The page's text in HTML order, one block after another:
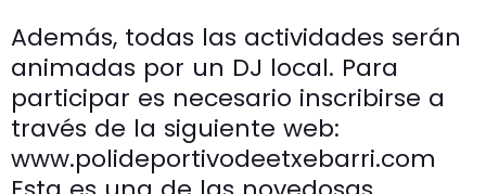
Además, todas las actividades serán
animadas por un DJ local. Para
participar es necesario inscribirse a
través de la siguiente web:
www.polideportivodeetxebarri.com